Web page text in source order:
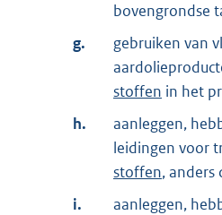
bovengrondse
g.
gebruiken van
stoffen in het
h.
aanleggen,
leidingen voor
stoffen, anders
i.
aanleggen,